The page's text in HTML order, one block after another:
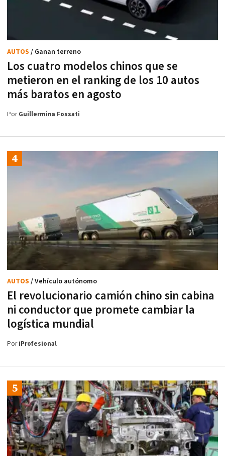
Los cuatro modelos chinos que se
metieron en el ranking de los 10 autos
más baratos en agosto
AUTOS / Ganan terreno
PorGuillermina Fossati
El revolucionario camión chino sin cabina
ni conductor que promete cambiar la
logística mundial
AUTOS / Vehículo autónomo
PoriProfesional